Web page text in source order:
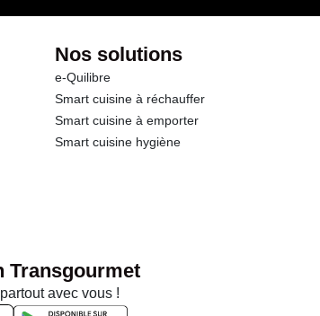
Nos solutions
e-Quilibre
Smart cuisine à réchauffer
Smart cuisine à emporter
Smart cuisine hygiène
Transgourmet
avec vous !